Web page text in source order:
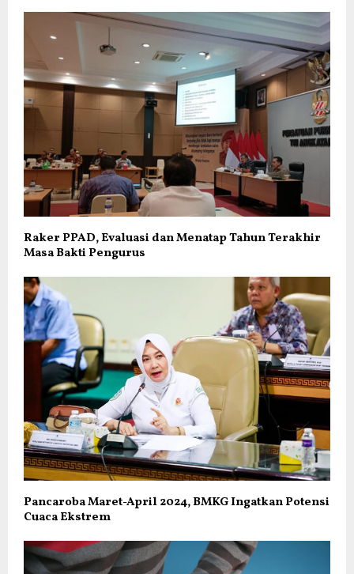
Raker PPAD, Evaluasi dan Menatap Tahun Terakhir
Masa Bakti Pengurus
Pancaroba Maret-April 2024, BMKG Ingatkan Potensi
Cuaca Ekstrem